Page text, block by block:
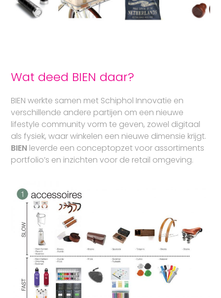
Wat deed BIEN daar?
BIENwerkte samen met Schiphol Innovatie en
verschillende andere partijen om een nieuwe
lifestyle community vorm te geven, zowel digitaal
als fysiek, waar winkelen een nieuwe dimensie krijgt.
BIEN leverde een conceptopzet voor assortiments
portfolio’s en inzichten voor de retail omgeving.